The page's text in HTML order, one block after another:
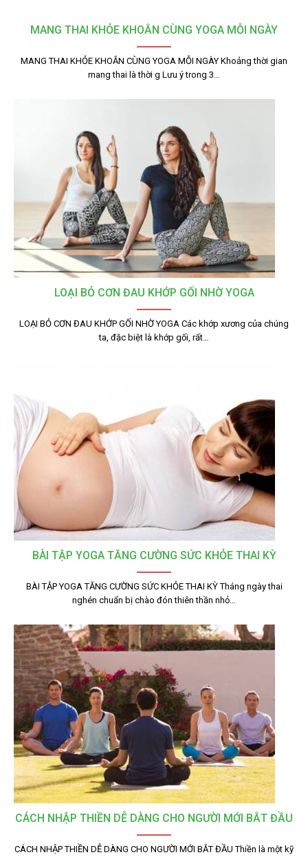
MANG THAI KHỎE KHOẮN CÙNG YOGA MỖI NGÀY
MANG THAI KHỎE KHOẮN CÙNG YOGA MỖI NGÀY Khoảng thời gian
mang thai là thời g Lưu ý trong 3…
LOẠI BỎ CƠN ĐAU KHỚP GỐI NHỜ YOGA
LOẠI BỎ CƠN ĐAU KHỚP GỐI NHỜ YOGA Các khớp xương của chúng
ta, đặc biệt là khớp gối, rất…
BÀI TẬP YOGA TĂNG CƯỜNG SỨC KHỎE THAI KỲ
BÀI TẬP YOGA TĂNG CƯỜNG SỨC KHỎE THAI KỲ Tháng ngày thai
nghén chuẩn bị chào đón thiên thần nhỏ…
CÁCH NHẬP THIỀN DỄ DÀNG CHO NGƯỜI MỚI BẮT ĐẦU
CÁCH NHẬP THIỀN DỄ DÀNG CHO NGƯỜI MỚI BẮT ĐẦU Thiền là một kỹ